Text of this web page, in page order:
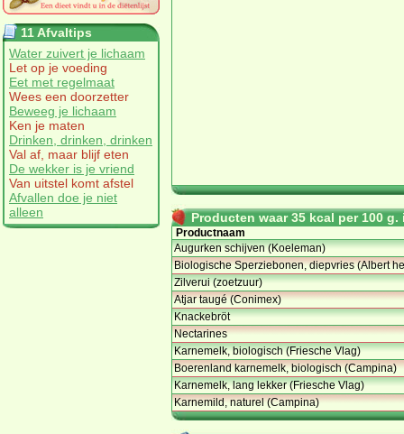
11 Afvaltips
Water zuivert je lichaam
Let op je voeding
Eet met regelmaat
Wees een doorzetter
Beweeg je lichaam
Ken je maten
Drinken, drinken, drinken
Val af, maar blijf eten
De wekker is je vriend
Van uitstel komt afstel
Afvallen doe je niet
alleen
Producten waar 35 kcal per 100
Productnaam
Augurken schijven (Koeleman)
Biologische Sperziebonen, diepvries (Albert he
Zilverui (zoetzuur)
Atjar taugé (Conimex)
Knackebröt
Nectarines
Karnemelk, biologisch (Friesche Vlag)
Boerenland karnemelk, biologisch (Campina)
Karnemelk, lang lekker (Friesche Vlag)
Karnemild, naturel (Campina)